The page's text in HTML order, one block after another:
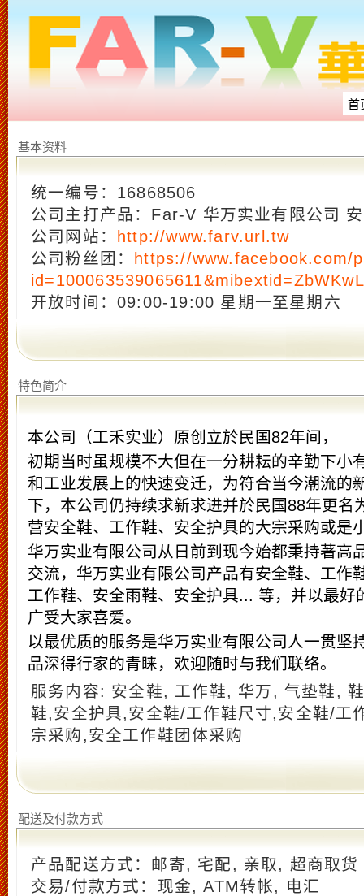
首
基本资料
统一编号：16868506
公司主打产品：Far-V 华万实业有限公司
公司网站：
http://www.farv.url.tw
公司粉丝团：
https://www.facebook.com/
id=100063539065611&mibextid=ZbWKwL
开放时间：09:00-19:00 星期一至星期六
特色简介
本公司（工禾实业）原创立於民国82年间，
初期当时虽规模不大但在一分耕耘的辛勤下小
和工业发展上的快速变迁，为符合当今潮流的
下，本公司仍持续求新求进并於民国88年更名
营安全鞋、工作鞋、安全护具的大宗采购或是
华万实业有限公司从日前到现今始都秉持著高
交流，华万实业有限公司产品有安全鞋、工作
工作鞋、安全雨鞋、安全护具... 等，并以最好
广受大家喜爱。
以最优质的服务是华万实业有限公司人一贯坚
品深得行家的青睐，欢迎随时与我们联络。
服务内容: 安全鞋, 工作鞋, 华万, 气垫鞋,
鞋,安全护具,安全鞋/工作鞋尺寸,安全鞋/工
宗采购,安全工作鞋团体采购
配送及付款方式
产品配送方式：邮寄, 宅配, 亲取, 超商取货
交易/付款方式：现金, ATM转帐, 电汇